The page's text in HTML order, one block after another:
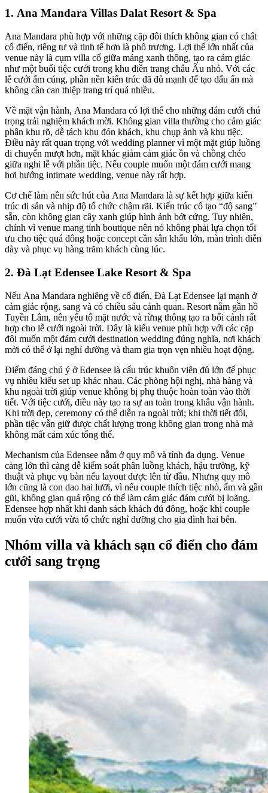
1. Ana Mandara Villas Dalat Resort & Spa
Ana Mandara phù hợp với những cặp đôi thích không gian có chất
cổ điển, riêng tư và tinh tế hơn là phô trương. Lợi thế lớn nhất của
venue này là cụm villa cổ giữa mảng xanh thông, tạo ra cảm giác
như một buổi tiệc cưới trong khu điền trang châu Âu nhỏ. Với các
lễ cưới ấm cúng, phần nền kiến trúc đã đủ mạnh để tạo dấu ấn mà
không cần can thiệp trang trí quá nhiều.
Về mặt vận hành, Ana Mandara có lợi thế cho những đám cưới chú
trọng trải nghiệm khách mời. Không gian villa thường cho cảm giác
phân khu rõ, dễ tách khu đón khách, khu chụp ảnh và khu tiệc.
Điều này rất quan trọng với wedding planner vì một mặt giúp luồng
di chuyển mượt hơn, mặt khác giảm cảm giác ồn và chồng chéo
giữa nghi lễ với phần tiệc. Nếu couple muốn một đám cưới mang
hơi hướng intimate wedding, venue này rất hợp.
Cơ chế làm nên sức hút của Ana Mandara là sự kết hợp giữa kiến
trúc di sản và nhịp độ tổ chức chậm rãi. Kiến trúc cổ tạo “độ sang”
sẵn, còn không gian cây xanh giúp hình ảnh bớt cứng. Tuy nhiên,
chính vì venue mang tính boutique nên nó không phải lựa chọn tối
ưu cho tiệc quá đông hoặc concept cần sân khấu lớn, màn trình diễn
dày và phục vụ hàng trăm khách cùng lúc.
2. Đà Lạt Edensee Lake Resort & Spa
Nếu Ana Mandara nghiêng về cổ điển, Đà Lạt Edensee lại mạnh ở
cảm giác rộng, sang và có chiều sâu cảnh quan. Resort nằm gần hồ
Tuyền Lâm, nên yếu tố mặt nước và rừng thông tạo ra bối cảnh rất
hợp cho lễ cưới ngoài trời. Đây là kiểu venue phù hợp với các cặp
đôi muốn một đám cưới destination wedding đúng nghĩa, nơi khách
mời có thể ở lại nghỉ dưỡng và tham gia trọn vẹn nhiều hoạt động.
Điểm đáng chú ý ở Edensee là cấu trúc khuôn viên đủ lớn để phục
vụ nhiều kiểu set up khác nhau. Các phòng hội nghị, nhà hàng và
khu ngoài trời giúp venue không bị phụ thuộc hoàn toàn vào thời
tiết. Với tiệc cưới, điều này tạo ra sự an toàn trong khâu vận hành.
Khi trời đẹp, ceremony có thể diễn ra ngoài trời; khi thời tiết đổi,
phần tiệc vẫn giữ được chất lượng trong không gian trong nhà mà
không mất cảm xúc tổng thể.
Mechanism của Edensee nằm ở quy mô và tính đa dụng. Venue
càng lớn thì càng dễ kiểm soát phân luồng khách, hậu trường, kỹ
thuật và phục vụ bàn nếu layout được lên từ đầu. Nhưng quy mô
lớn cũng là con dao hai lưỡi, vì nếu couple thích tiệc nhỏ, ấm và gần
gũi, không gian quá rộng có thể làm cảm giác đám cưới bị loãng.
Edensee hợp nhất khi danh sách khách đủ đông, hoặc khi couple
muốn vừa cưới vừa tổ chức nghỉ dưỡng cho gia đình hai bên.
Nhóm villa và khách sạn cổ điển cho đám
cưới sang trọng